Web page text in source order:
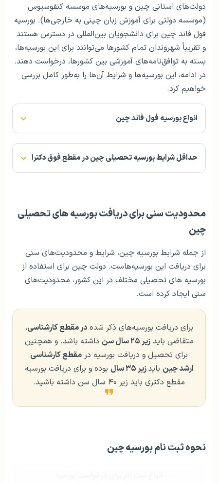
دولت‌های استانی چین و بورسیه‌های موسسه کنفوسیوس
(موسسه دولتی برای آموزش زبان چینی به خارجی‌ها). بورسیه
فول فاند چین برای دانشجویان بین‌المللی در دسترس هستند
و تقریباً شهروندان تمام کشورها می‌توانند برای این بورسیه‌ها،
بسته به توافق‌نامه‌های آموزشی بین کشورها، درخواست دهند.
در ادامه، این بورسیه‌ها و شرایط آن‌ها را به‌طور کامل بررسی
خواهیم کرد.
انواع بورسیه فول فاند چین
حداقل شرایط بورسیه تحصیلی چین در مقطع فوق دکترا
محدودیت سنی برای دریافت بورسیه های تحصیلی
چین
از جمله شرایط بورسیه چین، شرایط و محدودیت‌های سنی
برای دریافت این بورسیه‌هاست. دولت چین برای استفاده از
بورسیه های تحصیلی مختلف در این کشور، محدودیت‌های
سنی ایجاد کرده است.
برای دریافت بورسیه‌های ذکر شدهدر مقطع کارشناسی،
متقاضی بایدزیر ۲۵ سال سن
داشته باشد. و همچنین
برای تحصیل و دریافت بورسیه در مقطع کارشناسی
ارشد چین بایدزیر ۳۵ سال
بوده و برای دریافت بورسیه
مقطع دکتری باید زیر ۴۰ سال سن داشته باشید.
نحوه ثبت نام بورسیه چین